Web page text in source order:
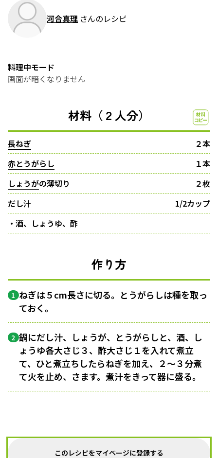
河合真理 さんのレシピ
料理中モード
画面が暗くなりません
材料（２人分）
長ねぎ
２本
赤とうがらし
１本
しょうがの薄切り
２枚
だし汁
1/2カップ
・酒、しょうゆ、酢
作り方
1 ねぎは５cm長さに切る。とうがらしは種を取っ
ておく。
2 鍋にだし汁、しょうが、とうがらしと、酒、し
ょうゆ各大さじ３、酢大さじ１を入れて煮立
て、ひと煮立ちしたらねぎを加え、２〜３分煮
て火を止め、さます。煮汁をきって器に盛る。
このレシピをマイページに登録する